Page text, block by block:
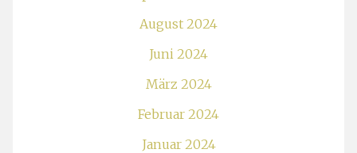
August 2024
Juni 2024
März 2024
Februar 2024
Januar 2024